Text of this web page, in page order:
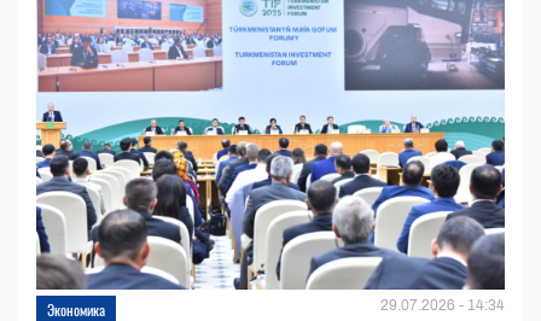
Экономика 29.07.2026 - 14:34